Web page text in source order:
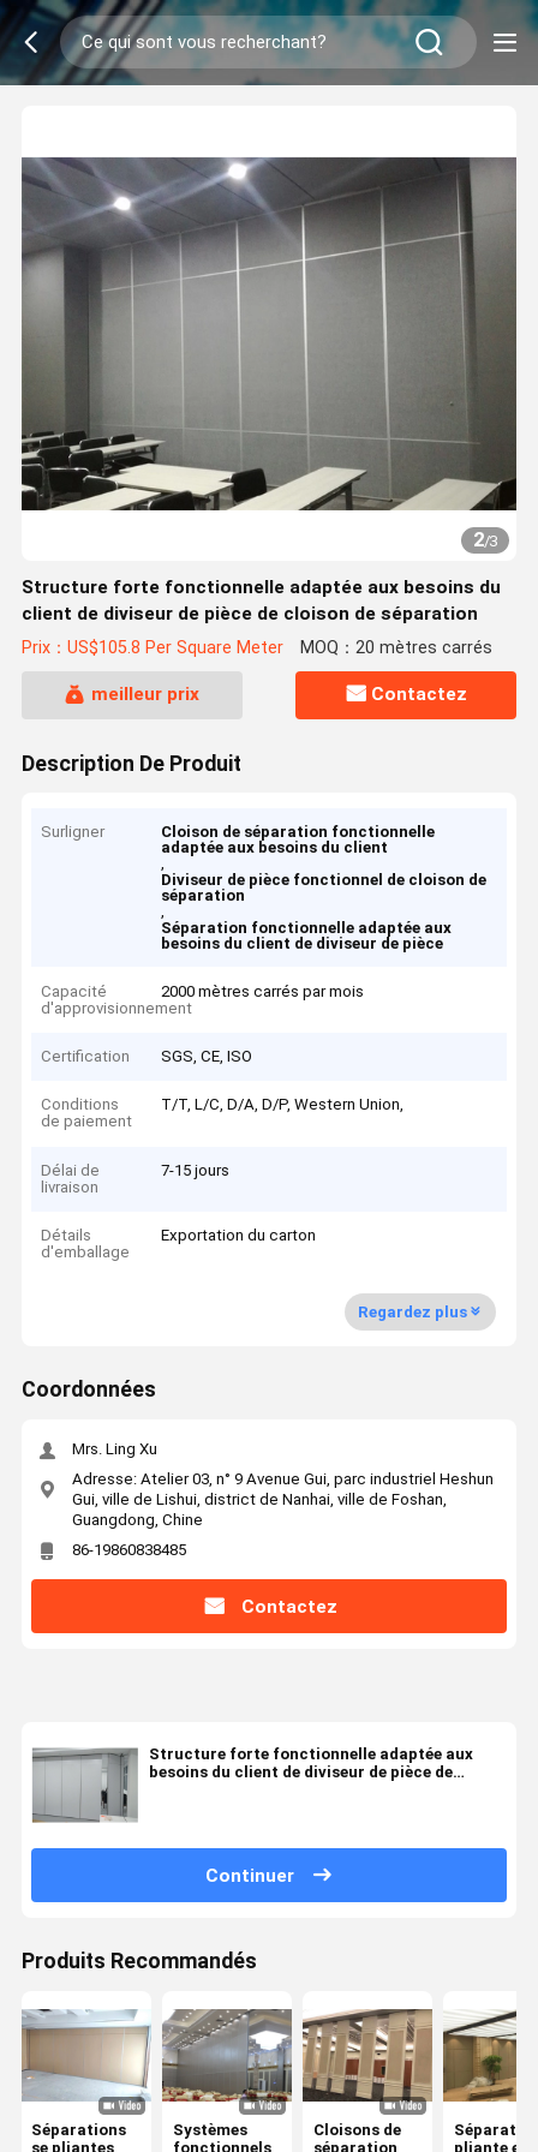
2/3
Structure forte fonctionnelle adaptée aux besoins du
client de diviseur de pièce de cloison de séparation
Prix：US$105.8 Per Square Meter MOQ：20 mètres carrés
meilleur prix Contactez
Description De Produit
Surligner
Cloison de séparation fonctionnelle
adaptée aux besoins du client
,
Diviseur de pièce fonctionnel de cloison de
séparation
,
Séparation fonctionnelle adaptée aux
besoins du client de diviseur de pièce
Capacité
d'approvisionnement
2000 mètres carrés par mois
Certification SGS, CE, ISO
Conditions
de paiement
T/T, L/C, D/A, D/P, Western Union,
Délai de
livraison
7-15 jours
Détails
d'emballage
Exportation du carton
Regardez plus
Coordonnées
Mrs. Ling Xu
Adresse: Atelier 03, n° 9 Avenue Gui, parc industriel Heshun
Gui, ville de Lishui, district de Nanhai, ville de Foshan,
Guangdong, Chine
86-19860838485
Contactez
Structure forte fonctionnelle adaptée aux
besoins du client de diviseur de pièce de
Continuer
Produits Recommandés
Séparations
se pliantes
Systèmes
fonctionnels
Cloisons de
séparation
pliante en